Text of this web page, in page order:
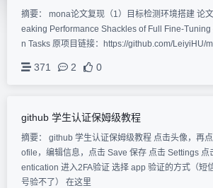
摘要： mona论文复现（1）目标检测环境搭建 论
eaking Performance Shackles of Full Fine-
n Tasks 原项目链接：https://github.com/LeiyiHU/
371 2 0
github 学生认证保姆级教程
摘要： github 学生认证保姆级教程 点击头像，再
ofile，编辑信息，点击 Save 保存 点击 Settings
entication 进入2FA验证 选择 app 验证的方式（短
号验不了） 在这里